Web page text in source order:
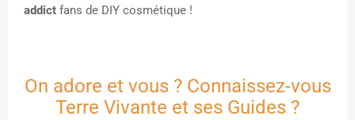
addict fans de DIY cosmétique !
On adore et vous ? Connaissez-vous
Terre Vivante et ses Guides ?